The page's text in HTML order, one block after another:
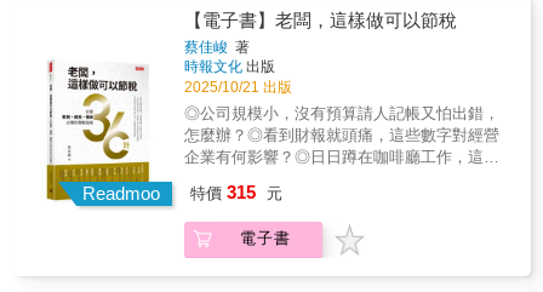
稅，利人利己！許多常見的稅務規劃，其實暗
藏風險。本書各以專門單元解說。例如，利用
人頭來分散薪資所得、分散股利所得或漏報收
入，國稅局已經運用電腦提供異常薪資所得查
核清單，對利用人頭列報薪資的公司商號全面
選案查核。而一般人的薪資所得水準不難判
斷，因為一個人的工作能力有限，不可能同時
以上超過5筆，有違常情。此外，許多人頭與公
年度申報所得極低或無應納稅額，若進一步查
核資金流程，多半可發現有資金回流的現象。
《洗錢防制法》新制自2017年6月28日施行後，
的方式，解答人生中不同階段或面向（職涯發
展、投資理財、買房置產及財富傳承）面對的
重要財務及稅務議題。◆提供個人綜合所得、
投資理財、房地產、遺產傳承（含贈與）四大
主題的節稅要訣！本書提出25項節稅建議，例
如對房屋賣方而言，若在2016年前就持有，建
議房地拆分價格出售。由於房地合一新制於
2016年才上路，目前多數民眾持有的房地產還
是適用舊制。房屋因為逐年折舊而減少價值，
後，房屋價格占不動產總價的比例通常會降
低。因為「舊制」僅對房屋部分課所得稅，如
果你持有的「舊制」不動產，購買時有拆分房
理解的關鍵。 誠摯推薦給： ♦ 想替父母做傳承
規劃的人♦ 擔心子女財務不穩、需要保護安排
的家庭♦ 正在買房、持有房產的人 ♦ 手上有保
單、但不知道受益人如何設定的人 ♦ 想用信託
保護家人、卻不知道從哪開始的人 ♦ 任何想讓
家人更有保障的人 讓這本實戰工具篇，成為您
家族傳承道路上的明燈，把愛，用最不會造成
傷害的方式傳下去。
年更是重要，畢竟此時影響的不只是自己一個
人，而是一個家庭。 議題二：從單身到退休的
完整藍圖 依照人生不同的階段，從單身族、頂
客族、有小孩的家庭，一直到中老年，逐步探
討保險規劃的重點，並提出實際建議，幫助您
更清楚地檢視，自己拿到的保險規劃內容是否
合理。 議題三：台灣投保人常犯的十大迷思 台
解金錢運作的法則，也不了解保險是整體理財
的一環節，需要全方位考量。最根本有效的，
就是及早打造「可以應付各種風險，而且是多
正確的保險規劃嗎？ ‧從理財的角度來看，台灣
人最愛的「儲蓄險保單」，究竟是靈丹還是毒
藥？ ‧買壽險，要選有現金值，還是無現金值的
保單比較好？ 闕又上老師以40年厚實的保險規
劃與理財管理經驗，在本書運用數據的支持，
加上對人性與人生的觀察，在眾多產品、銷售
技巧與利益衝突當中，整理出以簡御繁的規劃
軸線，簡單直擊核心。傳授如何用最少的成本
買到最大的保險，省下來的錢用來投資的「雙
題一：人生四大風險「生老病死」的保險建議
「半生（失能）、老、病、死」之人生四大風
險，要了解與規劃管理，就必須了解保險架構
Readmoo
【電子書】老闆，這樣做可以節稅
蔡佳峻 著
時報文化 出版
2025/10/21 出版
◎公司規模小，沒有預算請人記帳又怕出錯，
怎麼辦？◎看到財報就頭痛，這些數字對經營
企業有何影響？◎日日蹲在咖啡廳工作，這種
略、釐清財務結構，如何聰明節稅，更是重中
之重！ 全書共分六大章節，從第一章為公司量
身打造的節稅策略，來到與「日常營運開
特價 315 元
電子書